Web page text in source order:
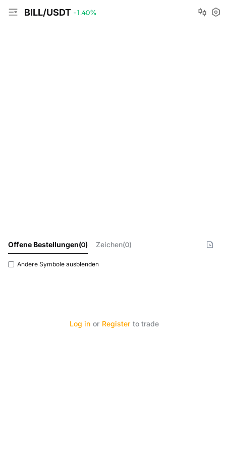
BILL/USDT -1.40%
Offene Bestellungen(0) Zeichen(0)
Andere Symbole ausblenden
Log in or Register to trade